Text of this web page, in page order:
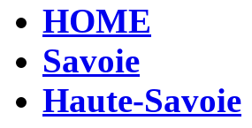
HOME
Savoie
Haute-Savoie